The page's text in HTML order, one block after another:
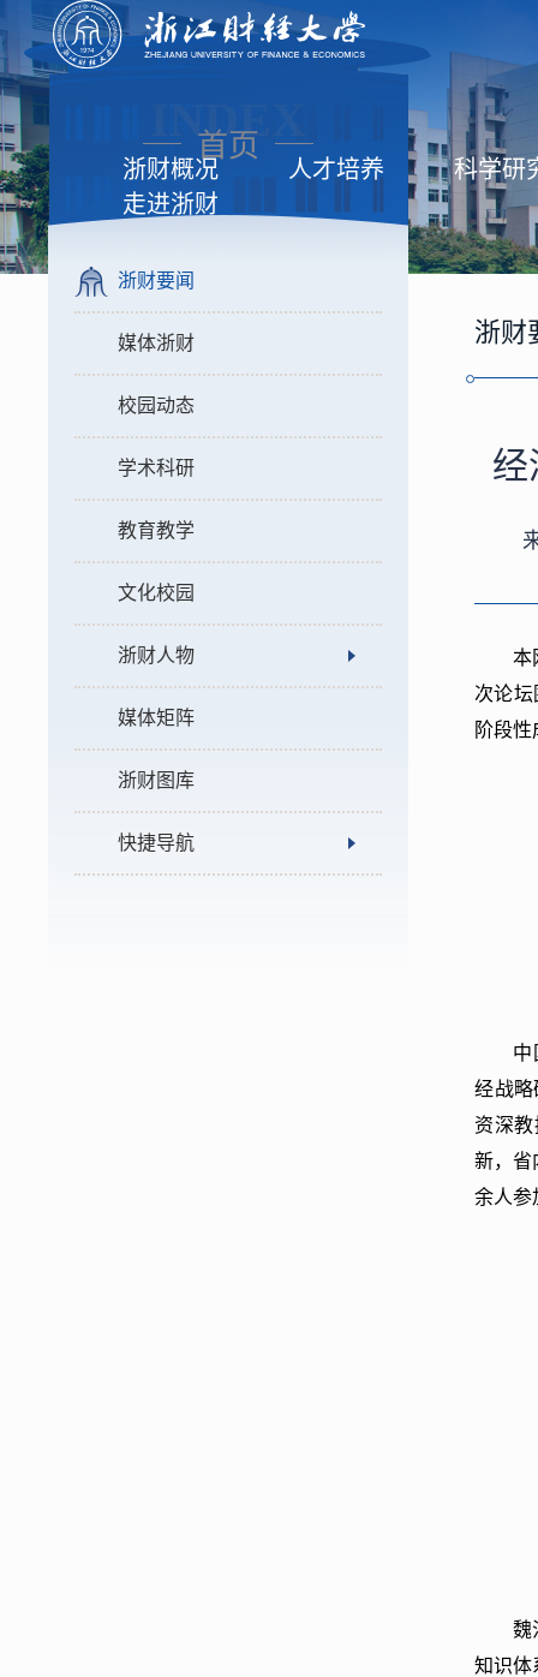
浙财概况 人才培养
科学研
走进浙财
INDEX
首页
浙财要闻
媒体浙财
校园动态
学术科研
教育教学
文化校园
浙财人物
媒体矩阵
浙财图库
快捷导航
浙财
经
本
次论坛
阶段
中
经战略
资深
新，省
余人参
魏
知识体